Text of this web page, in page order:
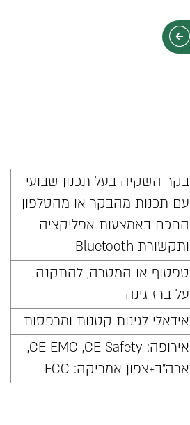
בקר השקיה בעל תכנון שבועי
עם תכנות מהבקר או מהטלפון
החכם באמצעות אפליקציה
ותקשורת Bluetooth
טפטוף או המטרה, להתקנה
על ברז גינה
אידאלי לגינות קטנות ומרפסות
אירופה: CE EMC ,CE Safety,
ארה"ב+צפון אמריקה: FCC